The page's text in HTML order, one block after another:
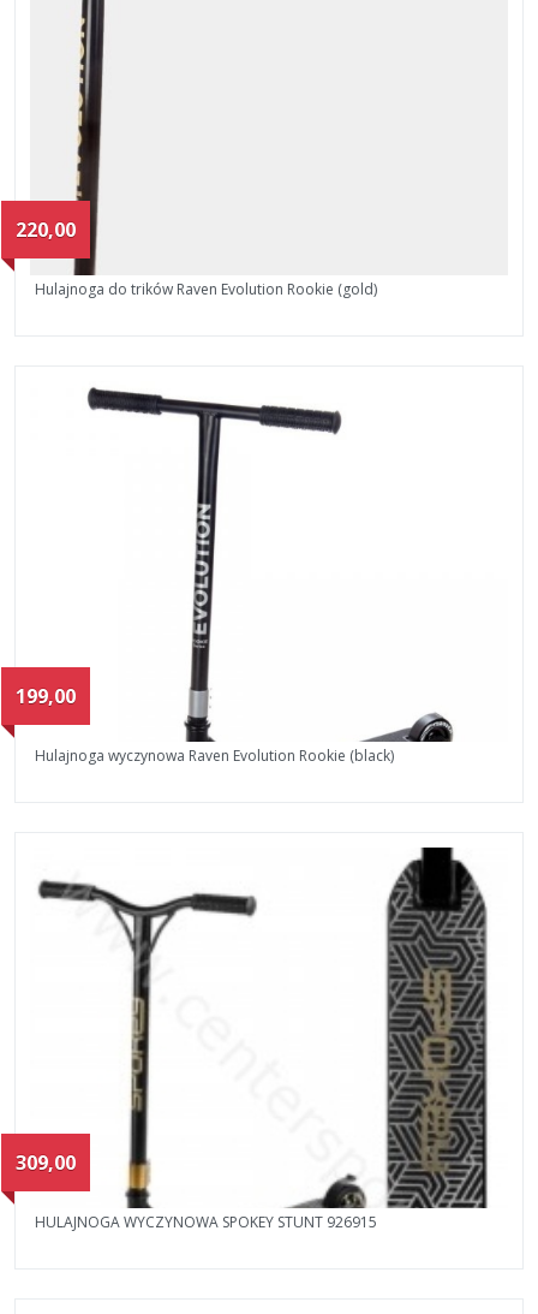
220,00
Hulajnoga do trików Raven Evolution Rookie (gold)
199,00
Hulajnoga wyczynowa Raven Evolution Rookie (black)
309,00
HULAJNOGA WYCZYNOWA SPOKEY STUNT 926915